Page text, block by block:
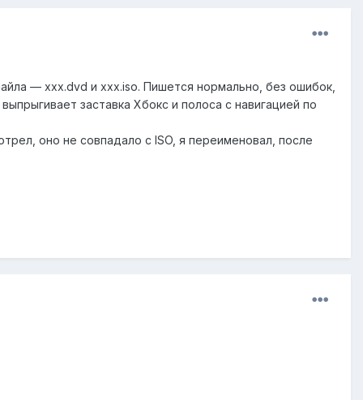
— xxx.dvd и xxx.iso. Пишется нормально, без ошибок,
заставка Хбокс и полоса с навигацией по
оно не совпадало с ISO, я переименовал, после